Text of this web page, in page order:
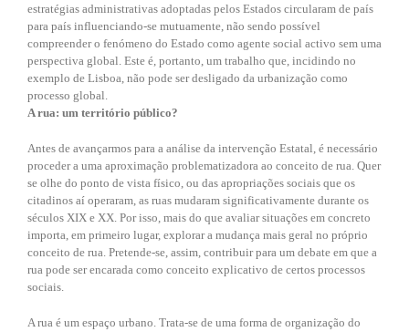
estratégias administrativas adoptadas pelos Estados circularam de país
para país influenciando-se mutuamente, não sendo possível
compreender o fenómeno do Estado como agente social activo sem uma
perspectiva global. Este é, portanto, um trabalho que, incidindo no
exemplo de Lisboa, não pode ser desligado da urbanização como
processo global.
A rua: um território público?
Antes de avançarmos para a análise da intervenção Estatal, é necessário
proceder a uma aproximação problematizadora ao conceito de rua. Quer
se olhe do ponto de vista físico, ou das apropriações sociais que os
citadinos aí operaram, as ruas mudaram significativamente durante os
séculos XIX e XX. Por isso, mais do que avaliar situações em concreto
importa, em primeiro lugar, explorar a mudança mais geral no próprio
conceito de rua. Pretende-se, assim, contribuir para um debate em que a
rua pode ser encarada como conceito explicativo de certos processos
sociais.
A rua é um espaço urbano. Trata-se de uma forma de organização do